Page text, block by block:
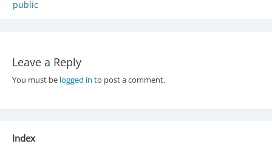
public
Leave a Reply
You must be logged in to post a comment.
Index